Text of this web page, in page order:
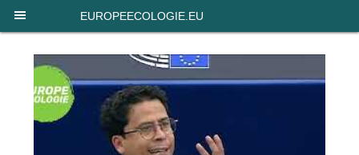
EUROPEECOLOGIE.EU